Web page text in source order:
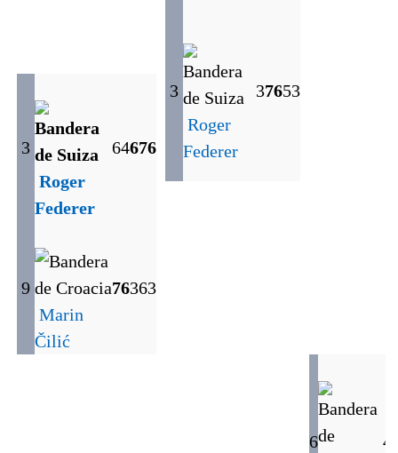
3
Roger
Federer
37653
3
Roger
Federer
64676
9
Marin
Čilić
76363
6 4